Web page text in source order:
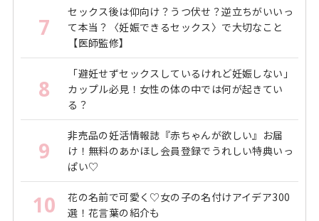
7
セックス後は仰向け？うつ伏せ？逆立ちがいいっ
て本当？〈妊娠できるセックス〉で大切なこと
【医師監修】
8
「避妊せずセックスしているけれど妊娠しない」
カップル必見！女性の体の中では何が起きてい
る？
9
非売品の妊活情報誌『赤ちゃんが欲しい』お届
け！無料のあかほし会員登録でうれしい特典いっ
ぱい♡
10
花の名前で可愛く♡女の子の名付けアイデア300
選！花言葉の紹介も